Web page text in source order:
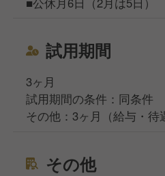
試用期間
3ヶ月
試用期間の条件：同条件
その他：3ヶ月（給与・待
その他